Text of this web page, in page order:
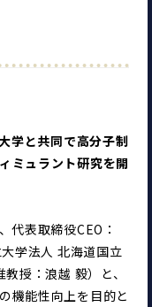
学と共同で高分子制
ミュラント研究を開
代表取締役CEO：
学法人 北海道国立
授：浪越 毅）と、
機能性向上を目的と